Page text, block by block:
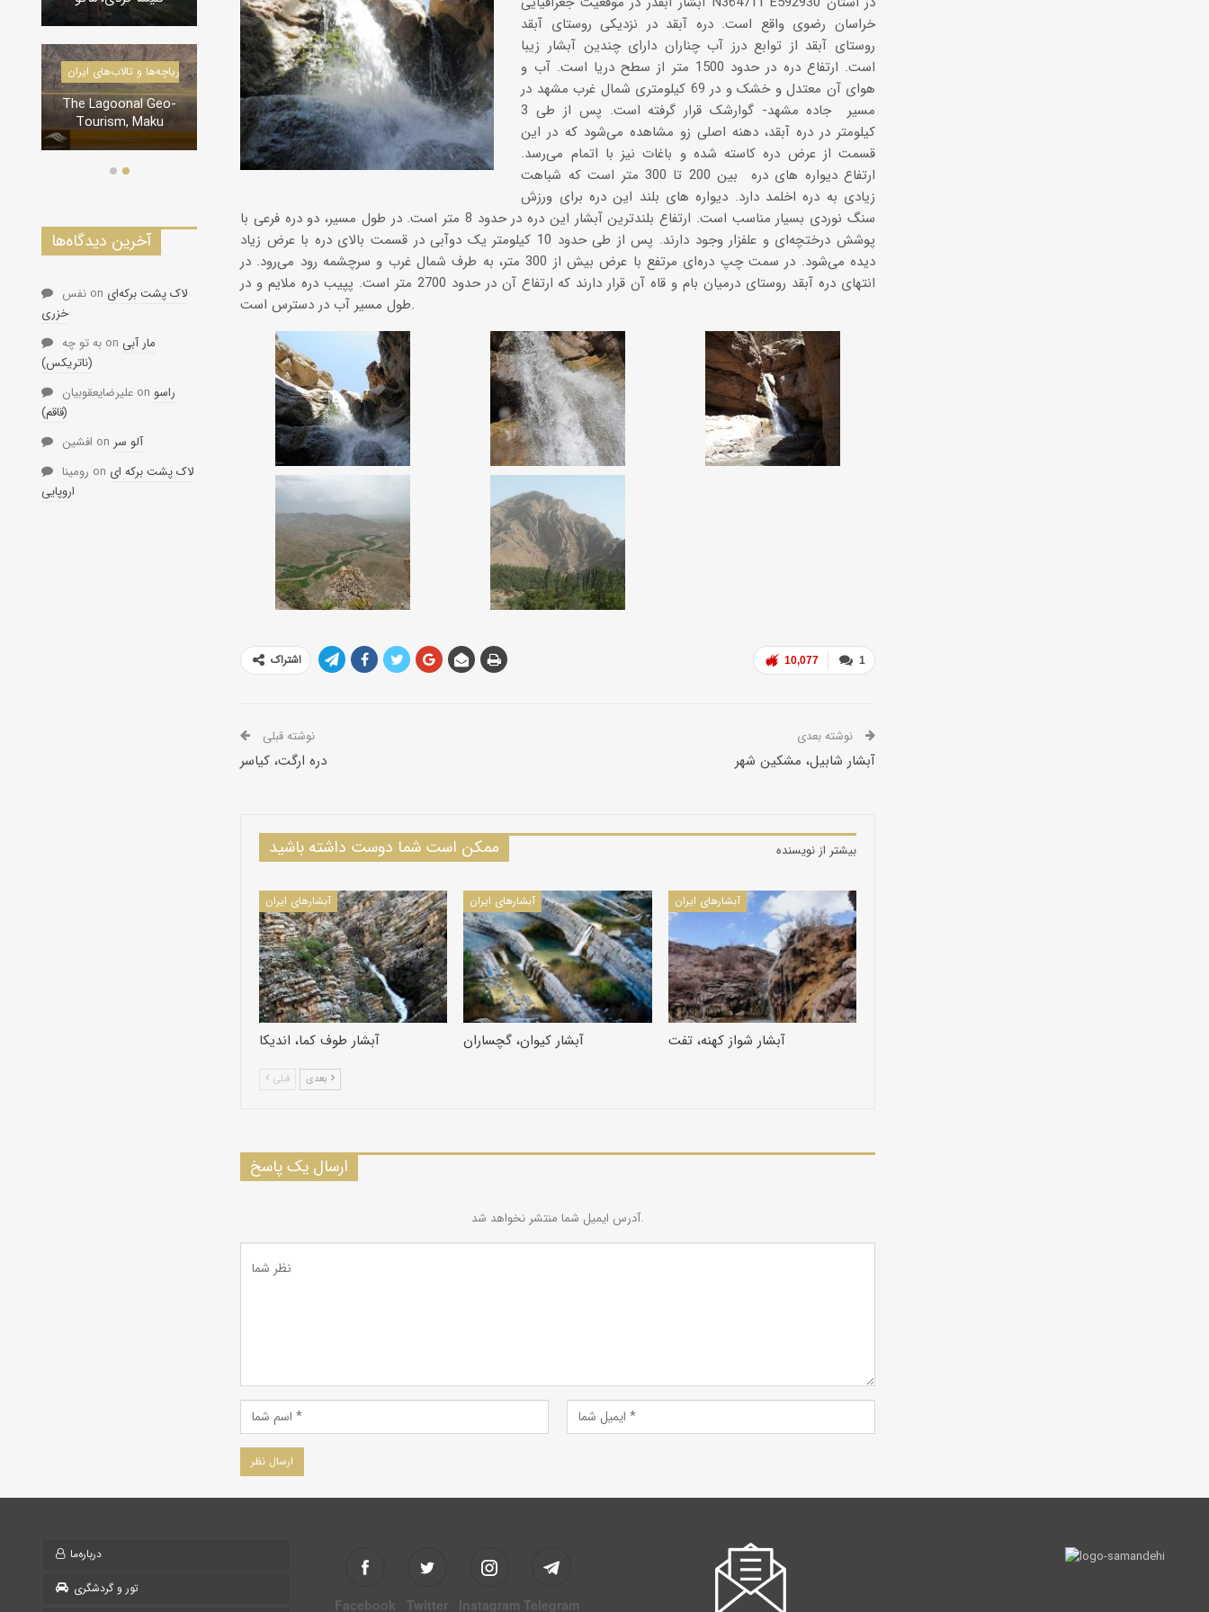
خراسان رضوی واقع است. دره آبقد در نزدیکی روستای آبقد
روستای آبقد از توابع درز آب چناران دارای چندین آبشار زیبا
است. ارتفاع دره در حدود 1500 متر از سطح دریا است. آب و
هوای آن معتدل و خشک و در 69 کیلومتری شمال غرب مشهد در
مسیر جاده مشهد- گوارشک قرار گرفته است. پس از طی 3
کیلومتر در دره آبقد، دهنه اصلی زو مشاهده می‌شود که در این
قسمت از عرض دره کاسته شده و باغات نیز با اتمام می‌رسد.
ارتفاع دیواره های دره بین 200 تا 300 متر است که شباهت
زیادی به دره اخلمد دارد. دیواره های بلند این دره برای ورزش
سنگ نوردی بسیار مناسب است. ارتفاع بلندترین آبشار این دره در حدود 8 متر است. در طول مسیر، دو دره فرعی با
پوشش درختچه‌ای و علفزار وجود دارند. پس از طی حدود 10 کیلومتر یک دوآبی در قسمت بالای دره با عرض زیاد
دیده می‌شود. در سمت چپ دره‌ای مرتفع با عرض بیش از 300 متر، به طرف شمال غرب و سرچشمه رود می‌رود. در
انتهای دره آبقد روستای درمیان بام و قاه آن قرار دارند که ارتفاع آن در حدود 2700 متر است. پپیب دره ملایم و در
طول مسیر آب در دسترس است.
1
10,077 اشتراک
نوشته قبلی
دره ارگت، کیاسر آبشار شابیل، مشکین شهر
ممکن است شما دوست داشته باشید بیشتر از نویسنده
آبشارهای ایران
آبشار طوف کما، اندیکا
آبشارهای ایران
آبشار کیوان، گچساران
آبشارهای ایران
آبشار شواز کهنه، تفت
قبلی
ارسال یک پاسخ
آدرس ایمیل شما منتشر نخواهد شد.
درياچه‌‌ها و تالاب‌های
Lagoonal Geo-
Maku
دره‌ها و تنگه‌های ایران
تنگه لی لی، دورود
آخرین دیدگاه‌ها
نفس on لاک پشت برکه‌ای
خزری
به تو چه on مار آبی
(ناتریکس)
علیرضایعقوبیان on راسو
(قاقم)
افشین on آلو سر
رومینا on لاک پشت برکه ای
اروپایی
درباره‌ما
تور و گردشگری
Facebook Twitter Instagram Telegram